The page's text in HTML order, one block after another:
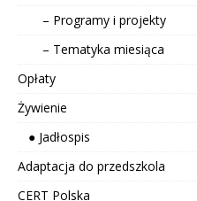
– Programy i projekty
– Tematyka miesiąca
Opłaty
Żywienie
● Jadłospis
Adaptacja do przedszkola
CERT Polska